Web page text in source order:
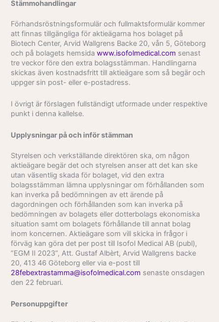
Stämmohandlingar
Förhandsröstningsformulär och fullmaktsformulär kommer
att finnas tillgängliga för aktieägarna hos bolaget på
Biotech Center, Arvid Wallgrens Backe 20, vån 5, Göteborg
och på bolagets hemsidawww.isofolmedical.com senast
tre veckor före den extra bolagsstämman. Handlingarna
skickas även kostnadsfritt till aktieägare som så begär och
uppger sin post- eller e-postadress.
I övrigt är förslagen fullständigt utformade under respektive
punkt i denna kallelse.
Upplysningar på och inför stämman
Styrelsen och verkställande direktören ska, om någon
aktieägare begär det och styrelsen anser att det kan ske
utan väsentlig skada för bolaget, vid den extra
bolagsstämman lämna upplysningar om förhållanden som
kan inverka på bedömningen av ett ärende på
dagordningen och förhållanden som kan inverka på
bedömningen av bolagets eller dotterbolags ekonomiska
situation samt om bolagets förhållande till annat bolag
inom koncernen. Aktieägare som vill skicka in frågor i
förväg kan göra det per post till Isofol Medical AB (publ),
”EGM II 2023”, Att. Gustaf Albèrt, Arvid Wallgrens backe
20, 413 46 Göteborg eller via e-post till
28febextrastamma@isofolmedical.com senaste onsdagen
den 22 februari.
Personuppgifter